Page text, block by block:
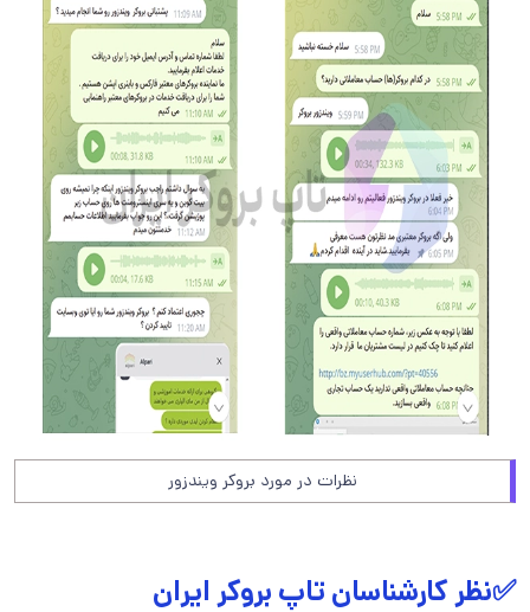
نظرات در مورد بروکر ویندزور
✅نظر کارشناسان تاپ بروکر ایران